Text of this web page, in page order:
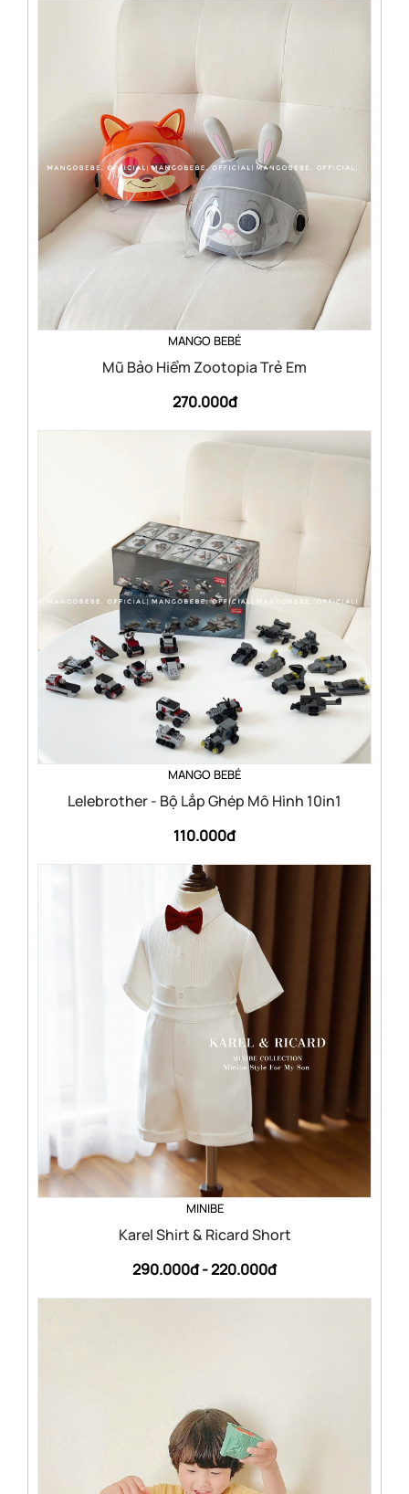
MANGO BEBÉ
Mũ Bảo Hiểm Zootopia Trẻ Em
270.000đ
MANGO BEBÉ
Lelebrother - Bộ Lắp Ghép Mô Hình 10in1
110.000đ
MINIBE
Karel Shirt & Ricard Short
290.000đ -220.000đ